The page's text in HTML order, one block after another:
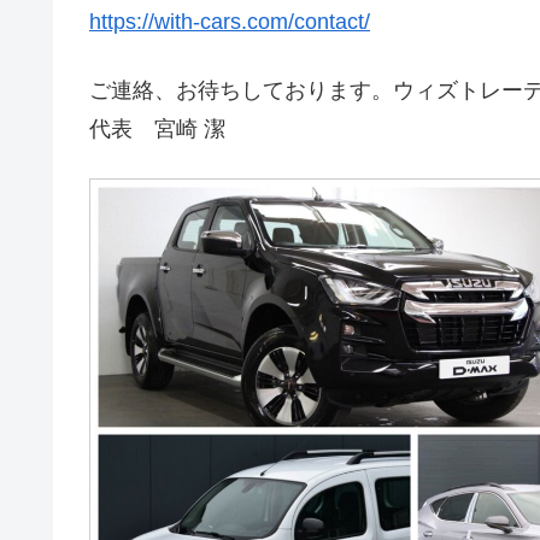
https://with-cars.com/contact/
ご連絡、お待ちしております。ウィズトレー
代表 宮崎 潔